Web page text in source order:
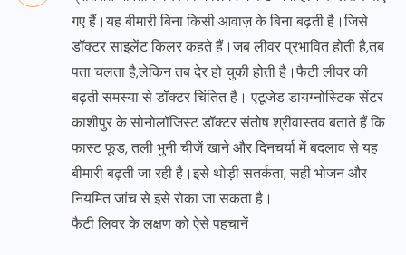
गए हैं।यह बीमारी बिना किसी आवाज़ के बिना बढ़ती है।जिसे
डॉक्टर साइलेंट किलर कहते हैं।जब लीवर प्रभावित होती है,तब
पता चलता है,लेकिन तब देर हो चुकी होती है।फैटी लीवर की
बढ़ती समस्या से डॉक्टर चिंतित है। एटूजेड डायग्नोस्टिक सेंटर
काशीपुर के सोनोलॉजिस्ट डॉक्टर संतोष श्रीवास्तव बताते हैं कि
फास्ट फूड, तली भुनी चीजें खाने और दिनचर्या में बदलाव से यह
बीमारी बढ़ती जा रही है।इसे थोड़ी सतर्कता, सही भोजन और
नियमित जांच से इसे रोका जा सकता है।
फैटी लिवर के लक्षण को ऐसे पहचानें